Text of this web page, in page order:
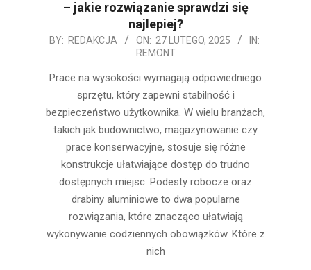
– jakie rozwiązanie sprawdzi się
najlepiej?
2025-
27
BY: REDAKCJA ON: 27 LUTEGO, 2025
IN:
REMONT
Prace na wysokości wymagają odpowiedniego
sprzętu, który zapewni stabilność i
bezpieczeństwo użytkownika. W wielu branżach,
takich jak budownictwo, magazynowanie czy
prace konserwacyjne, stosuje się różne
konstrukcje ułatwiające dostęp do trudno
dostępnych miejsc. Podesty robocze oraz
drabiny aluminiowe to dwa popularne
rozwiązania, które znacząco ułatwiają
wykonywanie codziennych obowiązków. Które z
nich